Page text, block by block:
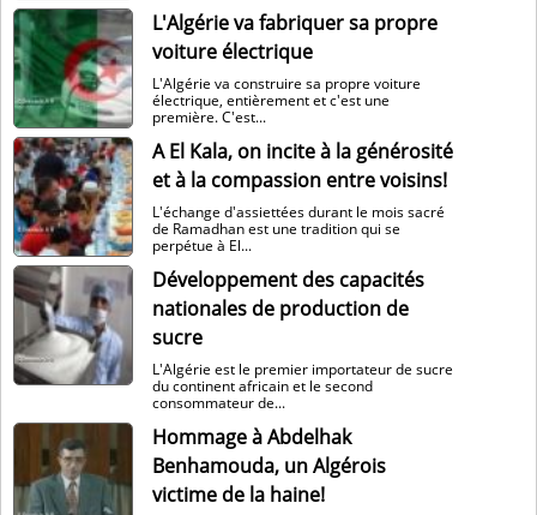
L'Algérie va fabriquer sa propre
voiture électrique
L'Algérie va construire sa propre voiture
électrique, entièrement et c'est une
première. C'est...
A El Kala, on incite à la générosité
et à la compassion entre voisins!
L'échange d'assiettées durant le mois sacré
de Ramadhan est une tradition qui se
perpétue à El...
Développement des capacités
nationales de production de
sucre
L'Algérie est le premier importateur de sucre
du continent africain et le second
consommateur de...
Hommage à Abdelhak
Benhamouda, un Algérois
victime de la haine!